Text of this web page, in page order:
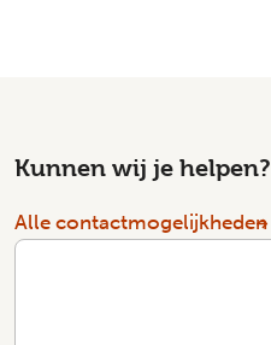
Kunnen wij je helpen?
Alle contactmogelijkheden